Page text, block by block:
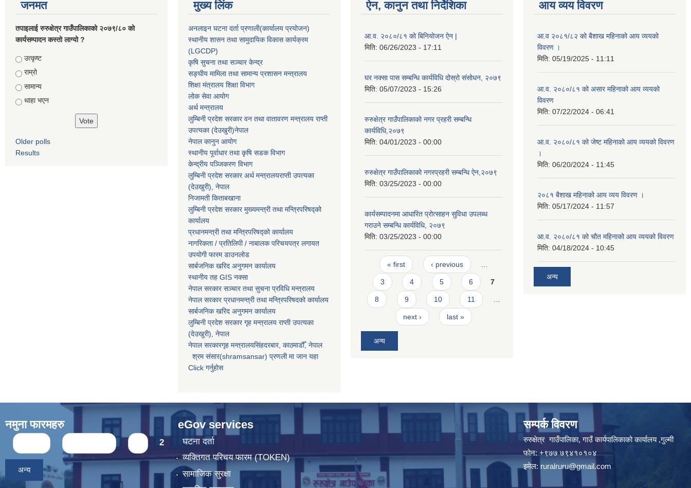
जनमत
तपाइलाई रुरुक्षेत्र गाउँपालिकाको २०७९/८० को
कार्यसम्पादन कस्तो लाग्यो ?
Choices
उत्कृष्ट
राम्रो
सामान्य
थाहा भएन
Older polls
Results
मुख्य लिंक
अनलाइन घटना दर्ता प्रणाली(कार्यालय प्रयोजन)
स्थानीय शासन तथा सामुदायिक विकास कार्यक्रम
(LGCDP)
कृषि सुचना तथा सञ्चार केन्द्र
सङ्घीय मामिला तथा सामान्य प्रशासन मन्त्रालय
शिक्षा मंत्रालय शिक्षा विभाग
लोक सेवा आयोग
अर्थ मन्त्रालय
लुम्बिनी प्रदेश सरकार वन तथा वातावरण मन्त्रालय राप्ती
उपत्यका (देउखुरी)नेपाल
नेपाल कानुन आयोग
स्थानीय पूर्वाधार तथा कृषि सडक विभाग
केन्द्रीय पञ्जिकरण विभाग
लुम्बिनी प्रदेश सरकार अर्थ मन्त्रालयराप्ती उपत्यका
(देउखुरी), नेपाल
निजामती किताबखाना
लुम्बिनी प्रदेश सरकार मुख्यमन्त्री तथा मन्त्रिपरिषद्को
कार्यालय
प्रधानमन्त्री तथा मन्त्रिपरिषद्को कार्यालय
नागरिकता / प्रतिलिपी / नाबालक परिचयपत्र लगायत
उपयोगी फारम डाउनलोड
सार्बजनिक खरिद अनुगमन कार्यालय
स्थानीय तह GIS नक्सा
नेपाल सरकारसञ्चार तथा सुचना प्रविधि मन्त्रालय
नेपाल सरकार प्रधानमन्त्री तथा मन्त्रिपरिषदको कार्यालय
सार्बजनिक खरिद अनुगमन कार्यालय
लुम्बिनी प्रदेश सरकार गृह मन्त्रालय राप्ती उपत्यका
(देउखुरी), नेपाल
नेपाल सरकारगृह मन्त्रालयसिंहदरबार, काठमाडौँ, नेपाल
श्रम संसार(shramsansar) प्रणली मा जान यहा
Click गर्नुहोस
ऐन, कानुन तथा निर्देशिका
आ.व. २०८०/८१ को बिनियोजन ऐन |
मिति: 06/26/2023 - 17:11
घर नक्सा पास सम्बन्धि कार्यविधि दोस्रो संसोधन, २०७९
मिति: 05/07/2023 - 15:26
रुरुक्षेत्र गाउँपालिकाको नगर प्रहरी सम्बन्धि
कार्यविधि,२०७९
मिति: 04/01/2023 - 00:00
रुरुक्षेत्र गाउँपालिकाको नगरप्रहरी सम्बन्धि ऐन,२०७९
मिति: 03/25/2023 - 00:00
कार्यसम्पादनमा आधारित प्रोत्साहन सुविधा उपलब्ध
गराउने सम्बन्धि कार्यविधि, २०७९
मिति: 03/25/2023 - 00:00
Pages
« first ‹ previous
3 4 5 6 7
8 9 10 11
next › last »
अन्य
आय व्यय विवरण
आ.व २०८१/८२ को बैशाख महिनाको आय व्ययको
विवरण ।
मिति: 05/19/2025 - 11:11
आ.व. २०८०/८१ को असार महिनाको आय व्ययको
विवरण
मिति: 07/22/2024 - 06:41
आ.व. २०८०/८१ को जेष्ट महिनाको आय व्ययको विवरण
।
मिति: 06/20/2024 - 11:45
२०८१ बैशाख महिनाको आय व्यय विवरण ।
मिति: 05/17/2024 - 11:57
आ.व. २०८०/८१ को चौत महिनाको आय व्ययको विवरण
मिति: 04/18/2024 - 10:45
अन्य
नमुना फारमहरु
Pages 2
अन्य
eGov services
घटना दर्ता
व्यक्तिगत परिचय फारम (TOKEN)
सामाजिक सुरक्षा
सम्पर्क विवरण
रुरुक्षेत्र गाउँपालिका, गाउँ कार्यपालिकाको कार्यालय ,गुल्मी
फोन: +९७७ ७९४१०१०४
इमेल: ruralruru@gmail.com